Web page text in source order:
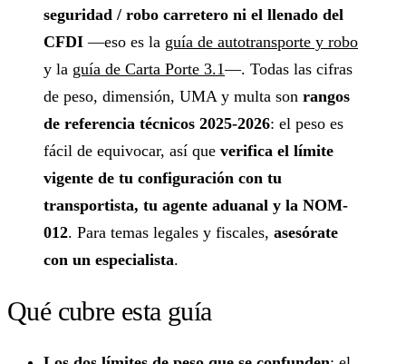
seguridad / robo carretero ni el llenado del
CFDI —eso es la guía de autotransporte y robo
y la guía de Carta Porte 3.1—. Todas las cifras
de peso, dimensión, UMA y multa son rangos
de referencia técnicos 2025-2026: el peso es
fácil de equivocar, así que verifica el límite
vigente de tu configuración con tu
transportista, tu agente aduanal y la NOM-
012. Para temas legales y fiscales, asesórate
con un especialista.
Qué cubre esta guía